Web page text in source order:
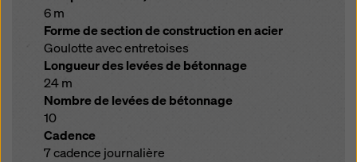
6 m
Forme de section de construction en acier
Goulotte avec entretoises
Longueur des levées de bétonnage
24 m
Nombre de levées de bétonnage
10
Cadence
7 cadence journalière